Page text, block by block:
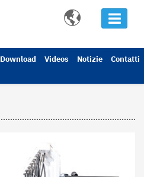

Download Videos Notizie Contatti